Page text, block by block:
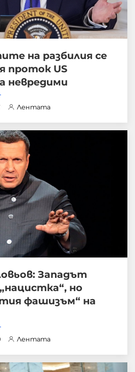
на разбилия се
проток US
невредими
Лентата
Западът
но
фашизъм“ на
Лентата